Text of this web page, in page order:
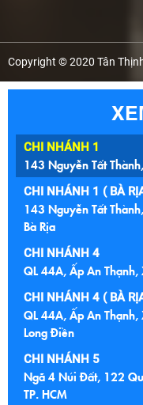
Copyright © 2020 Tân
CHI NHÁNH 1
143 Nguyễn Tất
CHI NHÁNH 1 ( BÀ
143 Nguyễn Tất
Bà Rịa
CHI NHÁNH 4
QL 44A, Ấp An Thạnh,
CHI NHÁNH 4 ( BÀ
QL 44A, Ấp An
Long Điền
CHI NHÁNH 5
Ngã 4 Núi Đất, 122
TP. HCM